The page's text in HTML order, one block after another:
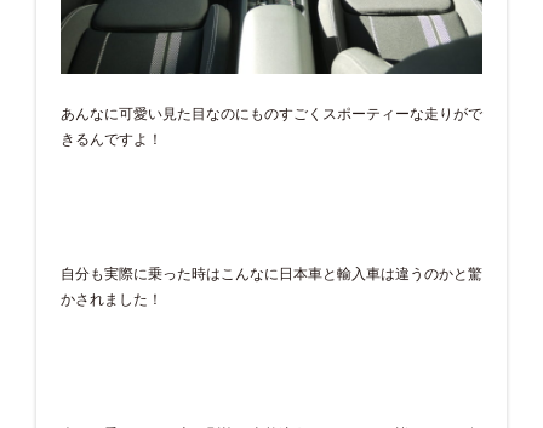
あんなに可愛い見た目なのにものすごくスポーティーな走りがで
きるんですよ！
自分も実際に乗った時はこんなに日本車と輸入車は違うのかと驚
かされました！